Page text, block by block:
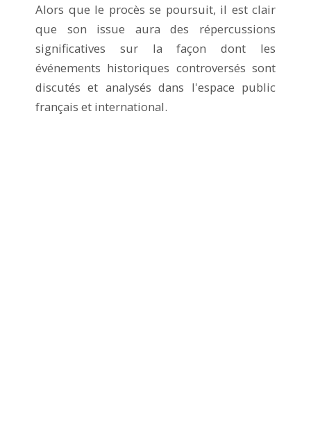
Alors que le procès se poursuit, il est clair
que son issue aura des répercussions
significatives sur la façon dont les
événements historiques controversés sont
discutés et analysés dans l'espace public
français et international.